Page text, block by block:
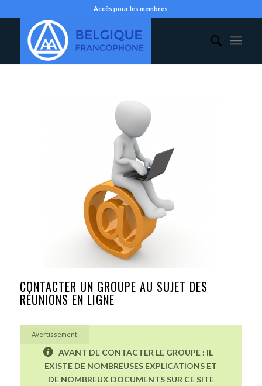
Accès pour les membres
CONTACTER UN GROUPE AU SUJET DES
RÉUNIONS EN LIGNE
Avertissement
AVANT DE CONTACTER LE GROUPE : IL
EXISTE DE NOMBREUSES EXPLICATIONS ET
DE NOMBREUX DOCUMENTS SUR CE SITE